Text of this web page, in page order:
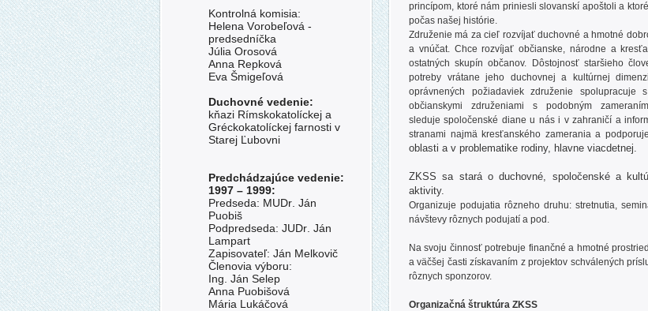
Kontrolná komisia:
Helena Vorobeľová -
predsedníčka
Júlia Orosová
Anna Repková
Eva Šmigeľová
Duchovné vedenie:
kňazi Rímskokatolíckej a
Gréckokatolíckej farnosti v
Starej Ľubovni
Predchádzajúce vedenie:
1997 – 1999:
Predseda: MUDr. Ján
Puobiš
Podpredseda: JUDr. Ján
Lampart
Zapisovateľ: Ján Melkovič
Členovia výboru:
Ing. Ján Selep
Anna Puobišová
Mária Lukáčová
princípom, ktoré nám priniesli slovanskí apoštoli a
počas našej histórie.
Združenie má za cieľ rozvíjať duchovné a hmotné
a vnúčat. Chce rozvíjať občianske, národne a
ostatných skupín občanov. Dôstojnosť staršieho
potreby vrátane jeho duchovnej a kultúrnej
oprávnených požiadaviek združenie
občianskymi združeniami s podobným
sleduje spoločenské diane u nás i v zahraničí a
stranami najmä kresťanského zamerania a
oblasti a v problematike rodiny, hlavne viacdetnej.
ZKSS sa stará o duchovné, spoločenské a
aktivity.
Organizuje podujatia rôzneho druhu: stretnutia,
návštevy rôznych podujatí a pod.
Na svoju činnosť potrebuje finančné a hmotné
a väčšej časti získavaním z projektov schválených
rôznych sponzorov.
Organizačná štruktúra ZKSS